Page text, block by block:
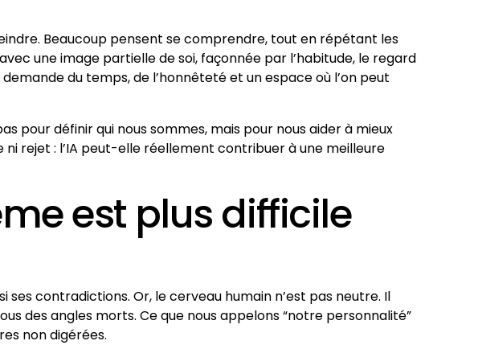
Beaucoup pensent se comprendre, tout en répétant les
une image partielle de soi, façonnée par l’habitude, le regard
du temps, de l’honnêteté et un espace où l’on peut
pour définir qui nous sommes, mais pour nous aider à mieux
rejet : l’IA peut-elle réellement contribuer à une meilleure
est plus difficile
contradictions. Or, le cerveau humain n’est pas neutre. Il
des angles morts. Ce que nous appelons “notre personnalité”
non digérées.